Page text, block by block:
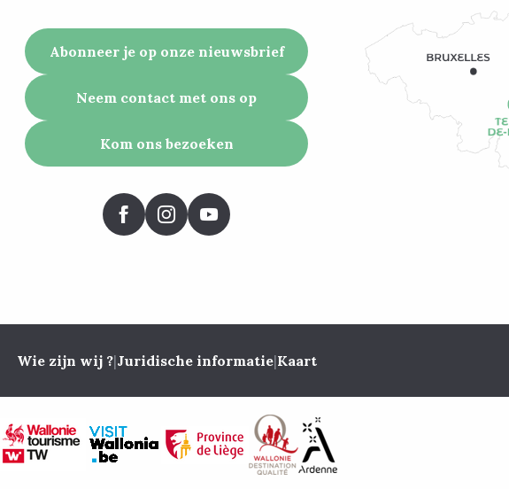
Abonneer je op onze nieuwsbrief
Neem contact met ons op
Kom ons bezoeken
Wie zijn wij ?|Juridische informatie|Kaart